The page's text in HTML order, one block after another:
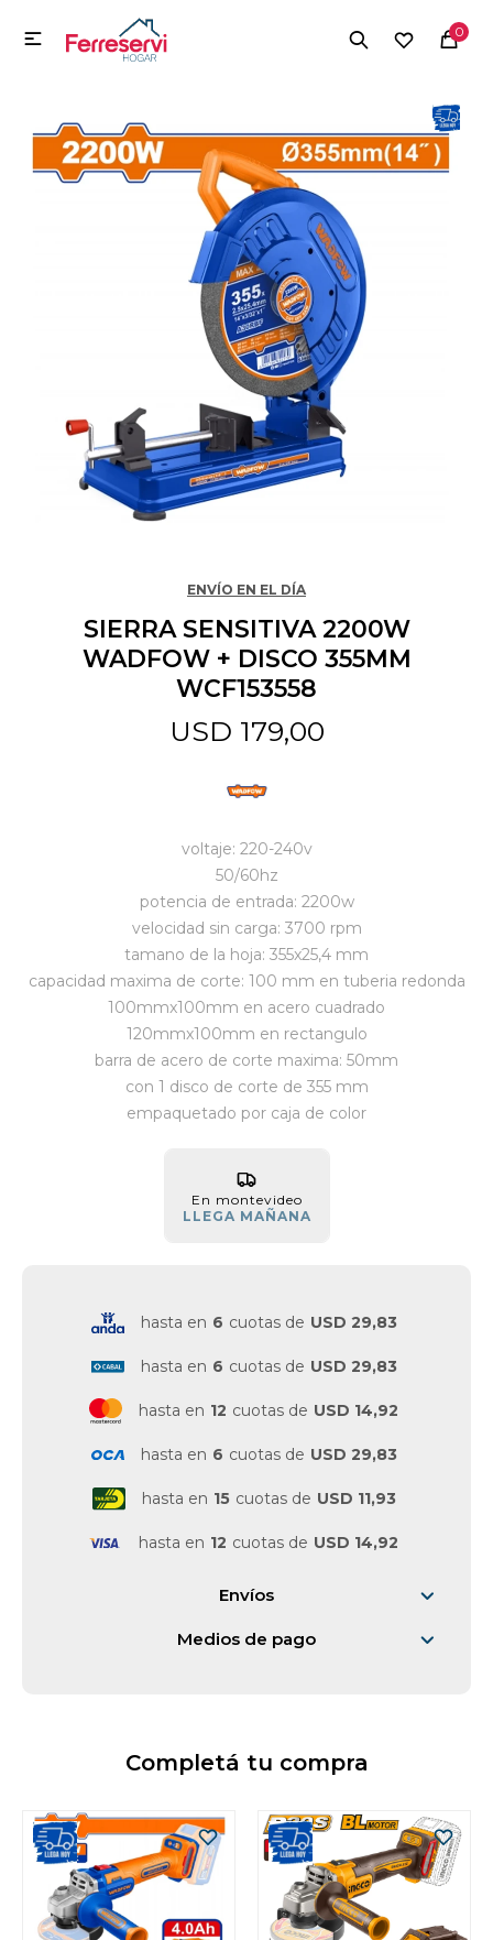
0

ENVÍO EN EL DÍA
SIERRA SENSITIVA 2200W
WADFOW + DISCO 355MM
WCF153558
USD 179,00
voltaje: 220-240v
50/60hz
potencia de entrada: 2200w
velocidad sin carga: 3700 rpm
tamano de la hoja: 355x25,4 mm
capacidad maxima de corte: 100 mm en tuberia redonda
100mmx100mm en acero cuadrado
120mmx100mm en rectangulo
barra de acero de corte maxima: 50mm
con 1 disco de corte de 355 mm
empaquetado por caja de color
En montevideo
LLEGA MAÑANA
hasta en 6 cuotas de USD 29,83
hasta en 6 cuotas de USD 29,83
hasta en 12 cuotas de USD 14,92
hasta en 6 cuotas de USD 29,83
hasta en 15 cuotas de USD 11,93
hasta en 12 cuotas de USD 14,92
Envíos
Medios de pago
Completá tu compra
MI CUENTA
Herramientas y Construcción
Electrodomésticos
Camping
Mascotas
Juguetes y artículos para bebé
Ferretería
Vestimenta y calzado